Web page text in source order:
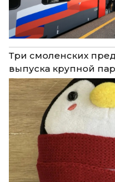
Три смоленских
выпуска крупной